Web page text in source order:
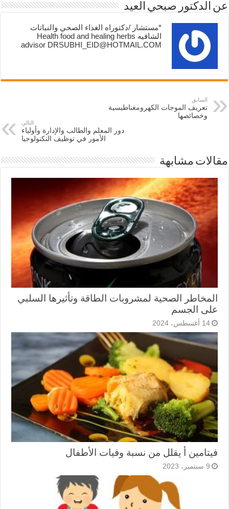
عن الدكتور صبحي العيد
*مستشار /دكتوراه الغذاء الصحي والنباتات
الشافيه Health food and healing herbs
advisor DRSUBHI_EID@HOTMAIL.COM
السابق
تعريف الموجات الكهرومغناطيسية
وخصائصها
التالي
دور المعلم والطالب والإدارة وأولياء
الأمور في توظيف التكنولوجيا
مقالات مشابهة
المخاطر الصحية لمشروبات الطاقة وتأثيرها السلبي
على الجسم
14 أغسطس، 2024
فيتامين أ يقلل من نسبة وفيات الأطفال
9 سبتمبر، 2023